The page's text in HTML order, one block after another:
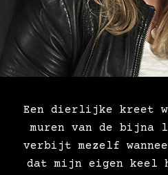
Een dierlijke kreet
muren van de bijna
verbijt mezelf
dat mijn eigen keel